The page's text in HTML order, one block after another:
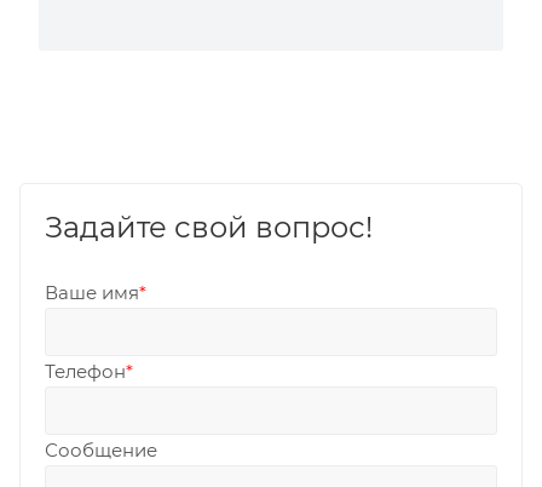
Задайте свой вопрос!
Ваше имя*
Телефон*
Сообщение